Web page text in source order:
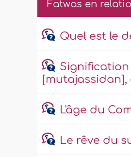
Fatwas en
Quel est le
Signification
L'âge du
Le rêve du